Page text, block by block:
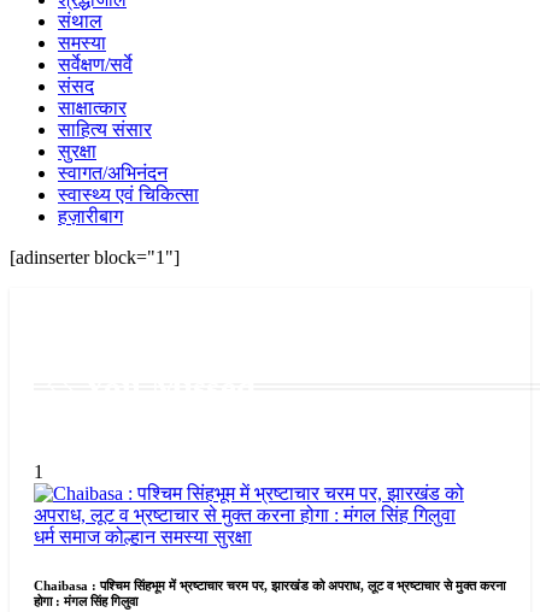
संथाल
समस्या
सर्वेक्षण/सर्वे
संसद
साक्षात्कार
साहित्य संसार
सुरक्षा
स्वागत/अभिनंदन
स्वास्थ्य एवं चिकित्सा
हज़ारीबाग
[adinserter block="1"]
1
धर्म समाजकोल्हानसमस्यासुरक्षा
Chaibasa : पश्चिम सिंहभूम में भ्रष्टाचार चरम पर, झारखंड को अपराध, लूट व भ्रष्टाचार से मुक्त करना
होगा : मंगल सिंह गिलुवा